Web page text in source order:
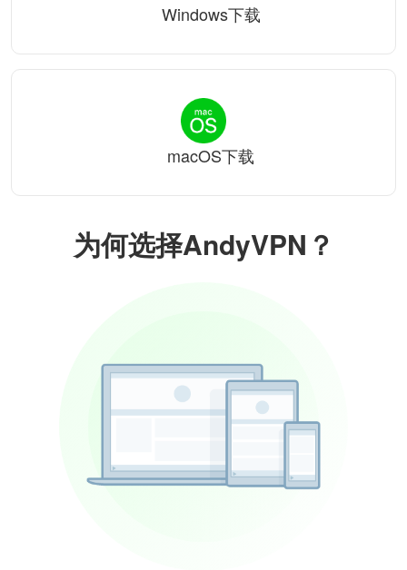
为何选择AndyVPN？
Windows下载
macOS下载